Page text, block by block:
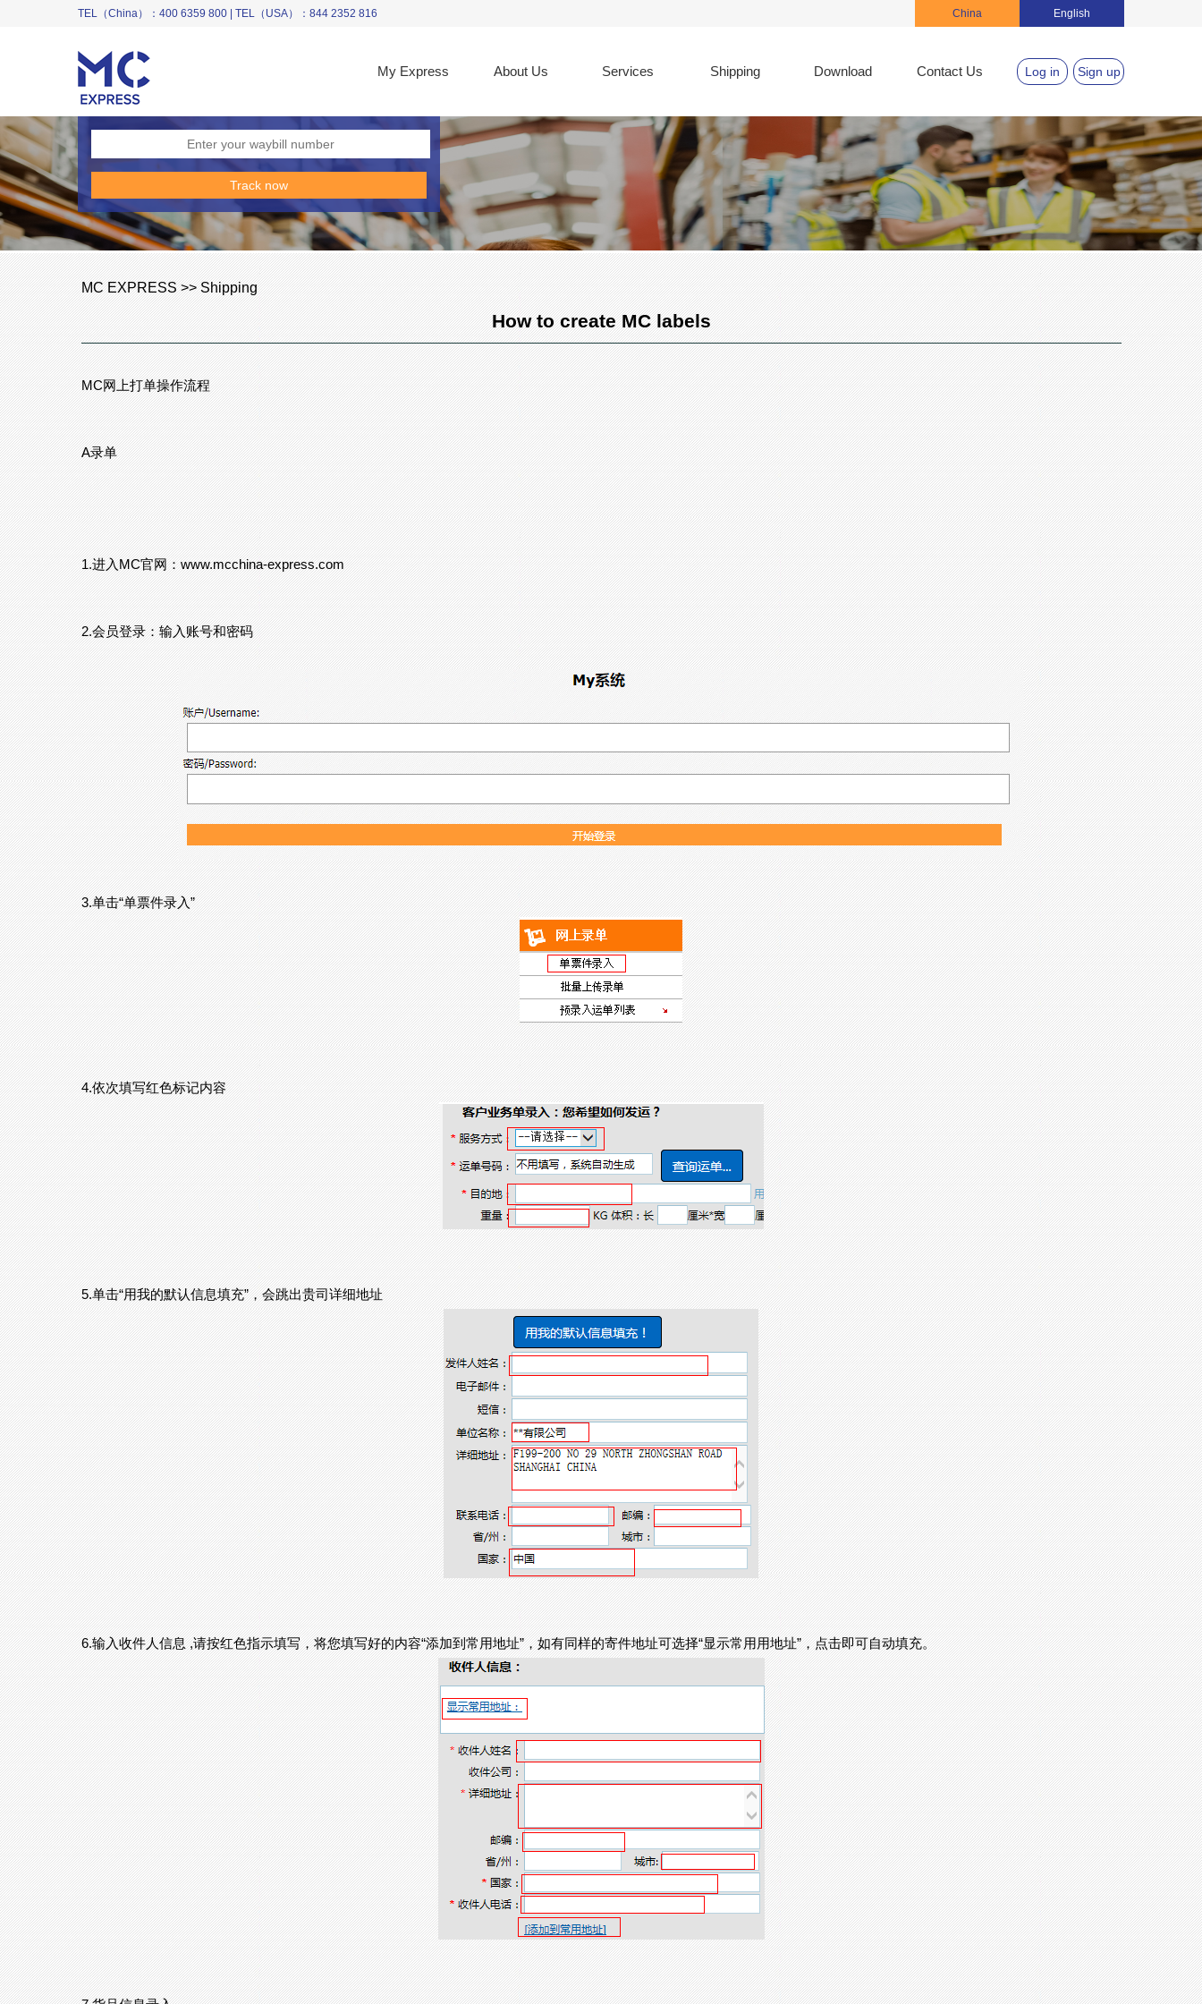
TEL（China）：400 6359 800 | TEL（USA）：844 2352 816 China English
Log in Sign up
My Express About Us Services Shipping Download Contact Us
MC EXPRESS >> Shipping
How to create MC labels
MC网上打单操作流程
A录单
1.进入MC官网：www.mcchina-express.com
2.会员登录：输入账号和密码
3.单击“单票件录入”
4.依次填写红色标记内容
5.单击“用我的默认信息填充”，会跳出贵司详细地址
6.输入收件人信息 ,请按红色指示填写，将您填写好的内容“添加到常用地址”，如有同样的寄件地址可选择“显示常用用地址”，点击即可自动填充。